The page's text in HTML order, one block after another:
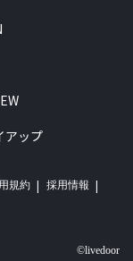
アップ
規約 採用情報
©livedoor